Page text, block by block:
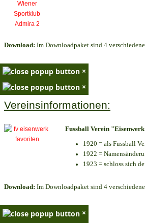
Download: Im Downloadpaket sind 4
×
×
Vereinsinformationen:
Fussball Verein
1920 = als Fussball
1922 =
1923 = schloss sich
Download: Im Downloadpaket sind 4
×